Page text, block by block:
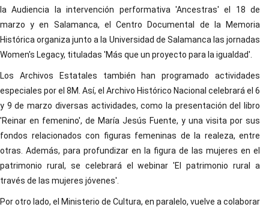
la Audiencia la intervención performativa 'Ancestras' el 18 de
marzo y en Salamanca, el Centro Documental de la Memoria
Histórica organiza junto a la Universidad de Salamanca las jornadas
Women's Legacy, tituladas 'Más que un proyecto para la igualdad'.
Los Archivos Estatales también han programado actividades
especiales por el 8M. Así, el Archivo Histórico Nacional celebrará el 6
y 9 de marzo diversas actividades, como la presentación del libro
'Reinar en femenino', de María Jesús Fuente, y una visita por sus
fondos relacionados con figuras femeninas de la realeza, entre
otras. Además, para profundizar en la figura de las mujeres en el
patrimonio rural, se celebrará el webinar 'El patrimonio rural a
través de las mujeres jóvenes'.
Por otro lado, el Ministerio de Cultura, en paralelo, vuelve a colaborar